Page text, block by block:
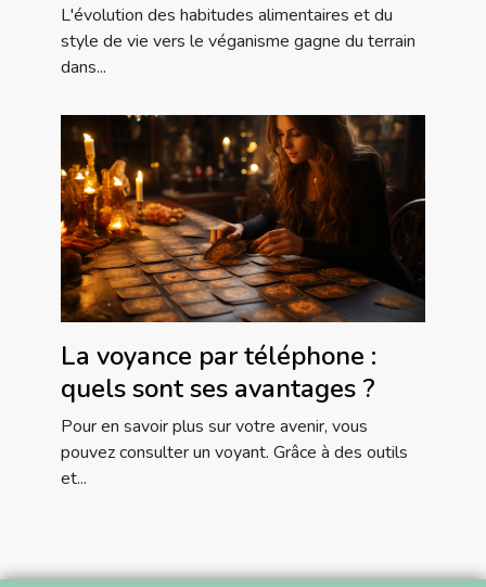
L'évolution des habitudes alimentaires et du
style de vie vers le véganisme gagne du terrain
dans...
La voyance par téléphone :
quels sont ses avantages ?
Pour en savoir plus sur votre avenir, vous
pouvez consulter un voyant. Grâce à des outils
et...